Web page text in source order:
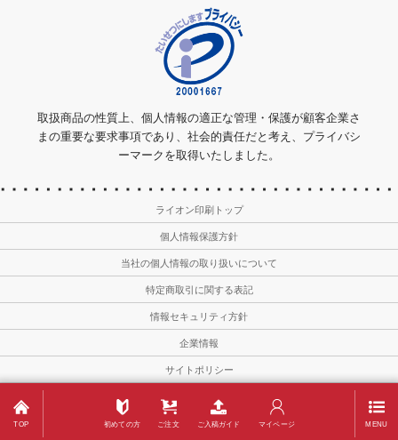
TOP 初めての方 ご注文 ご入稿ガイド マイページ MENU
取扱商品の性質上、個人情報の適正な管理・保護が顧客企業さ
まの重要な要求事項であり、社会的責任だと考え、プライバシ
ーマークを取得いたしました。
ライオン印刷トップ
個人情報保護方針
当社の個人情報の取り扱いについて
特定商取引に関する表記
情報セキュリティ方針
企業情報
サイトポリシー
Copyright © 2011－2026
Lion-meishi All Rights Reserved.